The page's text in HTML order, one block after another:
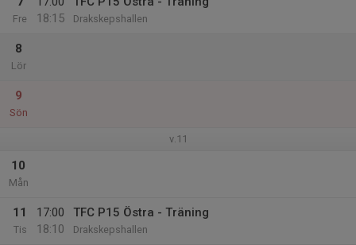
Fre
18:15
Drakskepshallen
8
Lör
9
Sön
v.11
10
Mån
11
Tis
17:00
18:10
TFC P15 Östra - Träning
Drakskepshallen